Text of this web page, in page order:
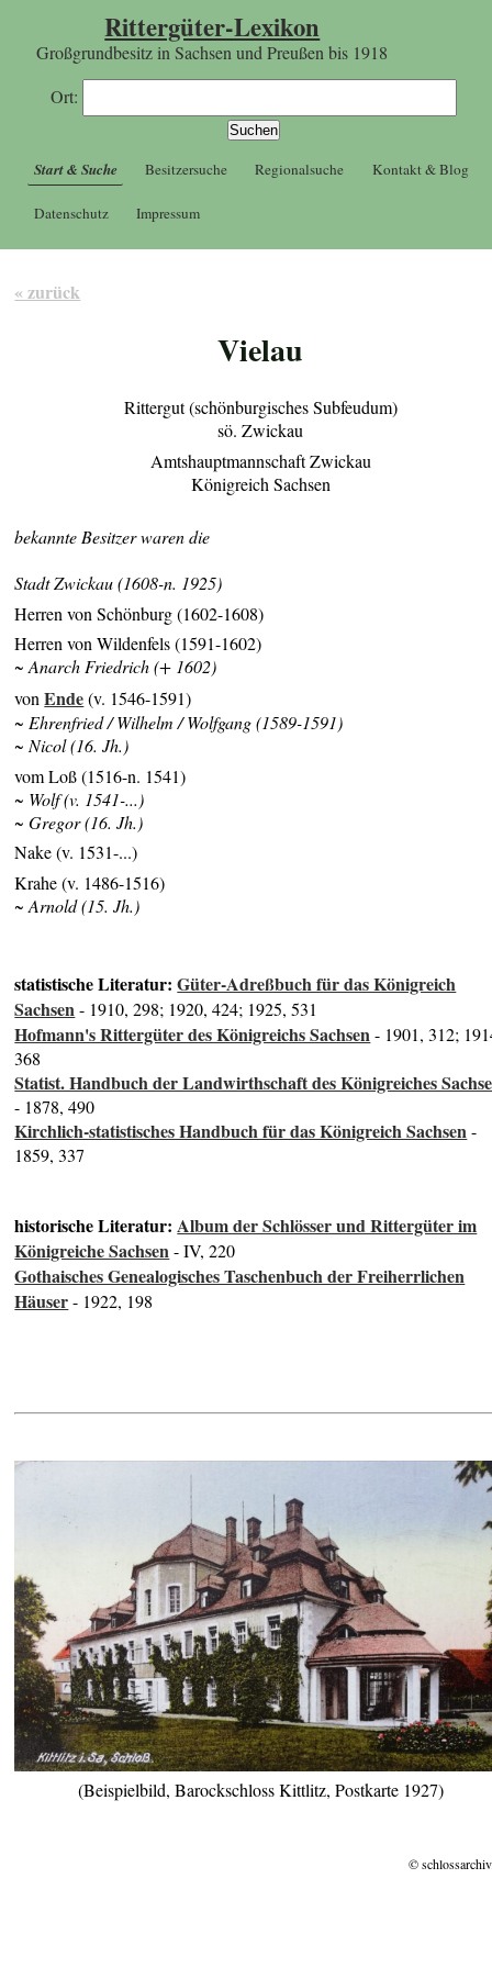
Rittergüter-Lexikon
Großgrundbesitz in Sachsen und Preußen bis 1918
Ort:
Start & Suche Besitzersuche Regionalsuche Kontakt & Blog
Datenschutz Impressum
« zurück
Vielau
Rittergut (schönburgisches Subfeudum)
sö. Zwickau
Amtshauptmannschaft Zwickau
Königreich Sachsen
bekannte Besitzer waren die
Stadt Zwickau (1608-n. 1925)
Herren von Schönburg (1602-1608)
Herren von Wildenfels (1591-1602)
~ Anarch Friedrich (+ 1602)
vonEnde(v. 1546-1591)
~ Ehrenfried / Wilhelm / Wolfgang (1589-1591)
~ Nicol (16. Jh.)
vom Loß (1516-n. 1541)
~ Wolf (v. 1541-...)
~ Gregor (16. Jh.)
Nake (v. 1531-...)
Krahe (v. 1486-1516)
~ Arnold (15. Jh.)
statistische Literatur:Güter-Adreßbuch für das Königreich
Sachsen- 1910, 298; 1920, 424; 1925, 531
Hofmann's Rittergüter des Königreichs Sachsen- 1901, 312;
368
Statist. Handbuch der Landwirthschaft des Königreiches
- 1878, 490
Kirchlich-statistisches Handbuch für das Königreich Sachsen-
1859, 337
historische Literatur:Album der Schlösser und Rittergüter im
Königreiche Sachsen- IV, 220
Gothaisches Genealogisches Taschenbuch der Freiherrlichen
Häuser- 1922, 198
(Beispielbild, Barockschloss Kittlitz, Postkarte 1927)
©